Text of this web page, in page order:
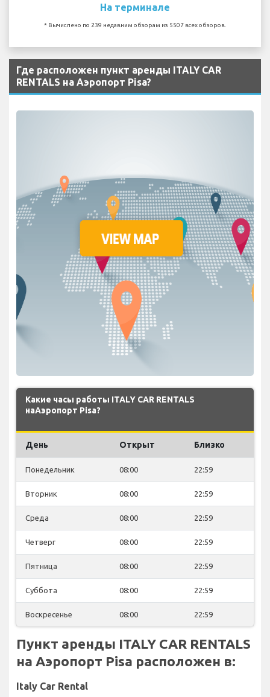
На терминале
* Вычислено по 239 недавним обзорам из 5507 всех обзоров.
Где расположен пункт аренды ITALY CAR
RENTALS на Аэропорт Pisa?
Какие часы работы ITALY CAR RENTALS
наАэропорт Pisa?
День Открыт Близко
Понедельник 08:00 22:59
Вторник 08:00 22:59
Среда 08:00 22:59
Четверг 08:00 22:59
Пятница 08:00 22:59
Суббота 08:00 22:59
Воскресенье 08:00 22:59
Пункт аренды ITALY CAR RENTALS
на Аэропорт Pisa расположен в:
Italy Car Rental